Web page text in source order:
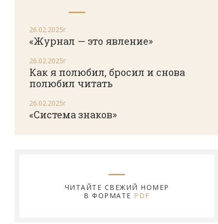
26.02.2025г
«Журнал — это явление»
26.02.2025г
Как я полюбил, бросил и снова
полюбил читать
26.02.2025г
«Система знаков»
ЧИТАЙТЕ СВЕЖИЙ НОМЕР
В ФОРМАТЕ PDF